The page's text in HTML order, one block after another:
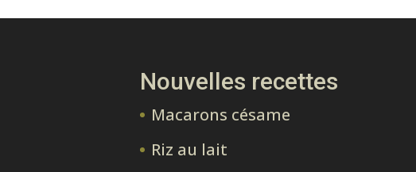
Nouvelles recettes
Macarons césame
Riz au lait